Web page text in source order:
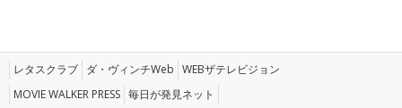
レタスクラブ ダ・ヴィンチWeb WEBザテレビジョン
MOVIE WALKER PRESS 毎日が発見ネット